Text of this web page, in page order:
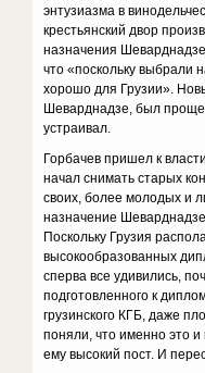
энтузиазма в
крестьянский двор
назначения
что «поскольку выбрали
хорошо для Грузии».
Шеварднадзе, был
устраивал.
Горбачев пришел к
начал снимать старых
своих, более молодых и
назначение
Поскольку Грузия
высокообразованных
сперва все удивились,
подготовленного к
грузинского КГБ, даже
поняли, что именно это
ему высокий пост. И